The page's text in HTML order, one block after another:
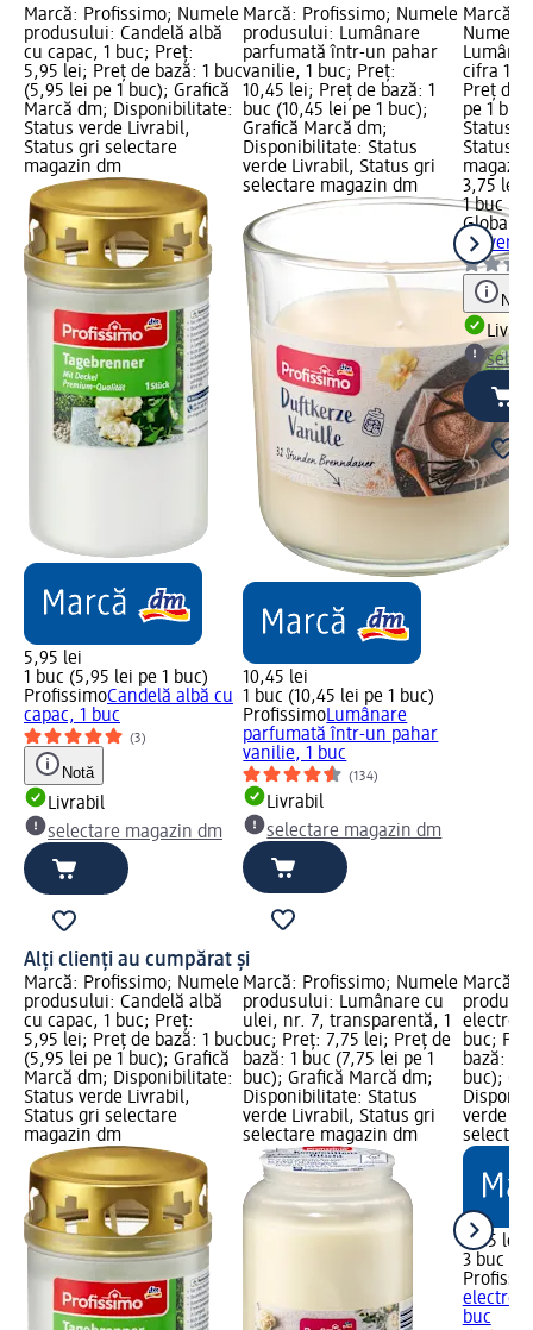
Marcă: Profissimo; Numele
produsului: Candelă albă
cu capac, 1 buc; Preț:
5,95 lei; Preț de bază: 1 buc
(5,95 lei pe 1 buc); Grafică
Marcă dm; Disponibilitate:
Status verde Livrabil,
Status gri selectare
magazin dm
5,95 lei
1 buc (5,95 lei pe 1 buc)
ProfissimoCandelă albă cu
capac, 1 buc
(3)
Notă
Livrabil
selectare magazin dm
Marcă: Profissimo; Numele
produsului: Lumânare
parfumată într-un pahar
vanilie, 1 buc; Preț:
10,45 lei; Preț de bază: 1
buc (10,45 lei pe 1 buc);
Grafică Marcă dm;
Disponibilitate: Status
verde Livrabil, Status gri
selectare magazin dm
10,45 lei
1 buc (10,45 lei pe 1 buc)
ProfissimoLumânare
parfumată într-un pahar
vanilie, 1 buc
(134)
Livrabil
selectare magazin dm
Marcă:
Numele
cifra 1,
Preț de
pe 1
Status
Status
3,75 lei
1 buc
Global
Notă
Alți clienți au cumpărat și
Marcă: Profissimo; Numele
produsului: Candelă albă
cu capac, 1 buc; Preț:
5,95 lei; Preț de bază: 1 buc
(5,95 lei pe 1 buc); Grafică
Marcă dm; Disponibilitate:
Status verde Livrabil,
Status gri selectare
magazin dm
Marcă: Profissimo; Numele
produsului: Lumânare cu
ulei, nr. 7, transparentă, 1
buc; Preț: 7,75 lei; Preț de
bază: 1 buc (7,75 lei pe 1
buc); Grafică Marcă dm;
Disponibilitate: Status
verde Livrabil, Status gri
selectare magazin dm
Marcă:
buc;
bază: 3
buc);
verde
4,45 lei
3 buc
buc